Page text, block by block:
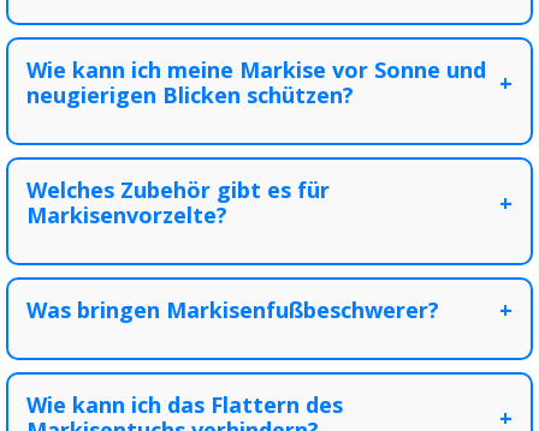
Wie kann ich meine Markise vor Sonne und
neugierigen Blicken schützen?
+
Welches Zubehör gibt es für
Markisenvorzelte?
+
Was bringen Markisenfußbeschwerer? +
Wie kann ich das Flattern des
+